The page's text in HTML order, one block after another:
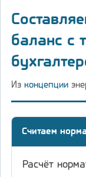
баланс с
Из концепции
Считаем
Расчёт